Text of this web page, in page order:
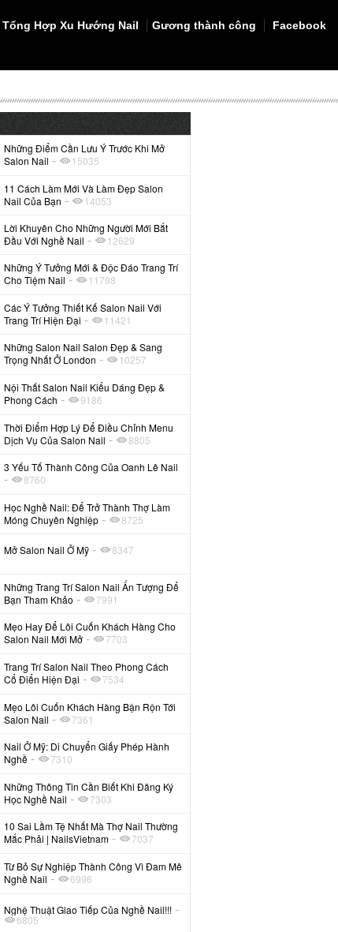
Tổng Hợp Xu Hướng Nail Gương thành công Facebook
Những Điểm Cần Lưu Ý Trước Khi Mở
Salon Nail - 15035
11 Cách Làm Mới Và Làm Đẹp Salon
Nail Của Bạn -
14053
Lời Khuyên Cho Những Người Mới Bắt
Đầu Với Nghề Nail - 12629
Những Ý Tưởng Mới & Độc Đáo Trang Trí
Cho Tiệm Nail- 11798
Các Ý Tưởng Thiết Kế Salon Nail Với
Trang Trí Hiện Đại - 11421
Những Salon Nail Salon Đẹp & Sang
Trọng Nhất Ở London - 10257
Nội Thất Salon Nail Kiểu Dáng Đẹp &
Phong Cách - 9186
Thời Điểm Hợp Lý Để Điều Chỉnh Menu
Dịch Vụ Của Salon Nail - 8805
3 Yếu Tố Thành Công Của Oanh Lê Nail
- 8760
Học Nghề Nail: Để Trở Thành Thợ Làm
Móng Chuyên Nghiệp - 8725
Mở Salon Nail Ở Mỹ - 8347
Những Trang Trí Salon Nail Ấn Tượng Để
Bạn Tham Khảo - 7991
Mẹo Hay Để Lôi Cuốn Khách Hàng Cho
Salon Nail Mới Mở - 7703
Trang Trí Salon Nail Theo Phong Cách
Cổ Điển Hiện Đại - 7534
Mẹo Lôi Cuốn Khách Hàng Bận Rộn Tới
Salon Nail - 7361
Nail Ở Mỹ: Di Chuyển Giấy Phép Hành
Nghề - 7310
Những Thông Tin Cần Biết Khi Đăng Ký
Học Nghề Nail - 7303
10 Sai Lầm Tệ Nhất Mà Thợ Nail Thường
Mắc Phải | NailsVietnam - 7037
Từ Bỏ Sự Nghiệp Thành Công Vì Đam Mê
Nghề Nail - 6996
Nghệ Thuật Giao Tiếp Của Nghề Nail!!! -
6805